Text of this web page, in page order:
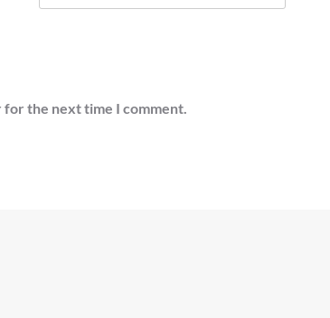
for the next time I comment.